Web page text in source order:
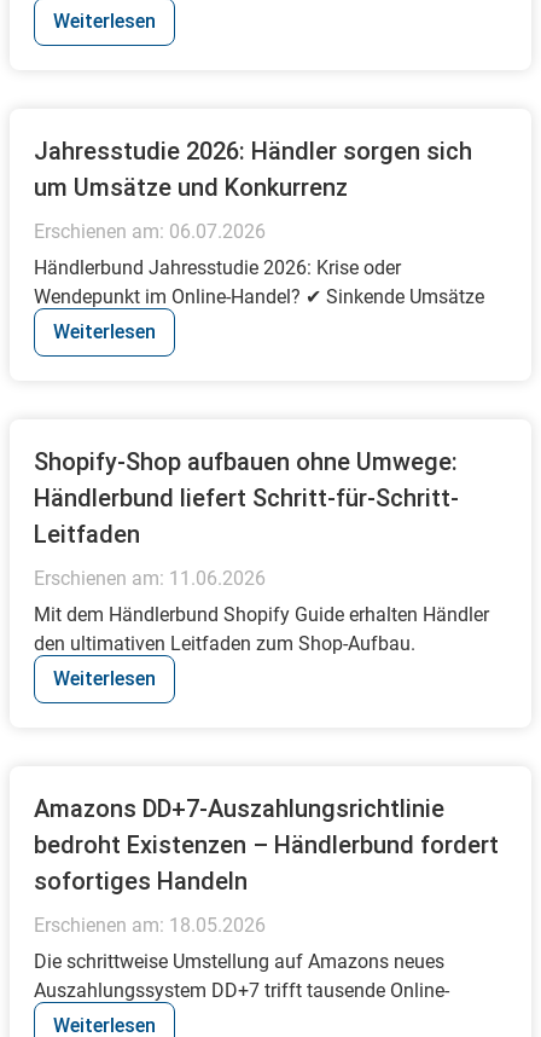
Weiterlesen
Jahresstudie 2026: Händler sorgen sich
um Umsätze und Konkurrenz
Erschienen am: 06.07.2026
Händlerbund Jahresstudie 2026: Krise oder
Wendepunkt im Online-Handel? ✔ Sinkende Umsätze
✔...Weiterlesen
Shopify-Shop aufbauen ohne Umwege:
Händlerbund liefert Schritt-für-Schritt-
Leitfaden
Erschienen am: 11.06.2026
Mit dem Händlerbund Shopify Guide erhalten Händler
den ultimativen Leitfaden zum Shop-Aufbau.
Weiterlesen
Amazons DD+7-Auszahlungsrichtlinie
bedroht Existenzen – Händlerbund fordert
sofortiges Handeln
Erschienen am: 18.05.2026
Die schrittweise Umstellung auf Amazons neues
Auszahlungssystem DD+7 trifft tausende Online-
Händler...
Weiterlesen